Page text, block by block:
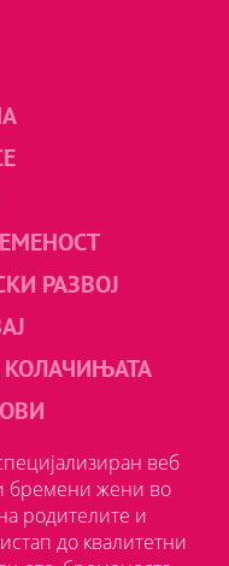
РАЗВОЈ
КОЛАЧИЊАТА
веб
бремени жени во
родителите и
до квалитетни